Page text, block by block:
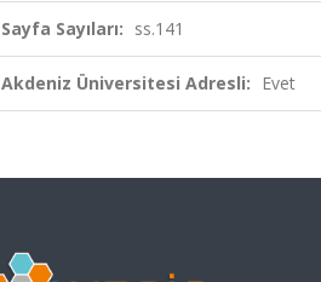
Sayfa Sayıları: ss.141
Akdeniz Üniversitesi Adresli: Evet